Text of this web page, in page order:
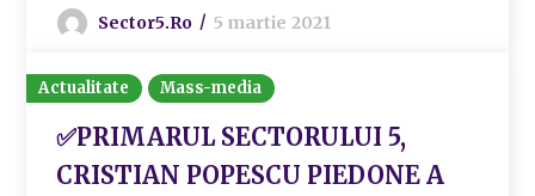
Sector5.ro 5 martie 2021
Actualitate Mass-media
✅PRIMARUL SECTORULUI 5,
CRISTIAN POPESCU PIEDONE A